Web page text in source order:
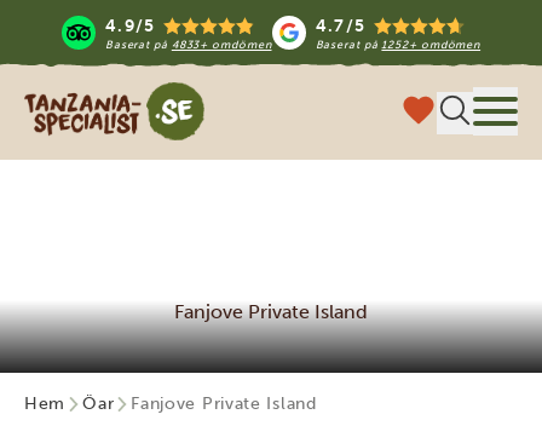
4.9/5
Baserat på 4833+ omdömen
4.7/5
Baserat på1252+ omdömen
Tanzania Specialist
Fanjove Private Island
Hem Öar Fanjove Private Island